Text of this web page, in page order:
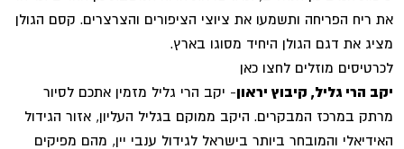
את ריח הפריחה ותשמעו את ציוצי הציפורים והצרצרים. קסם הגולן
מציג את דגם הגולן היחיד מסוגו בארץ.
לכרטיסים מוזלים לחצו כאן
יקב הרי גליל, קיבוץ יראון- יקב הרי גליל מזמין אתכם לסיור
מרתק במרכז המבקרים. היקב ממוקם בגליל העליון, אזור הגידול
האידיאלי והמובחר ביותר בישראל לגידול ענבי יין, מהם מפיקים